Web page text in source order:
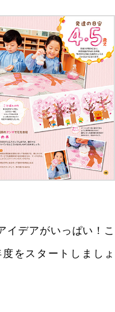
イデアがいっぱい！こ
をスタートしましょ